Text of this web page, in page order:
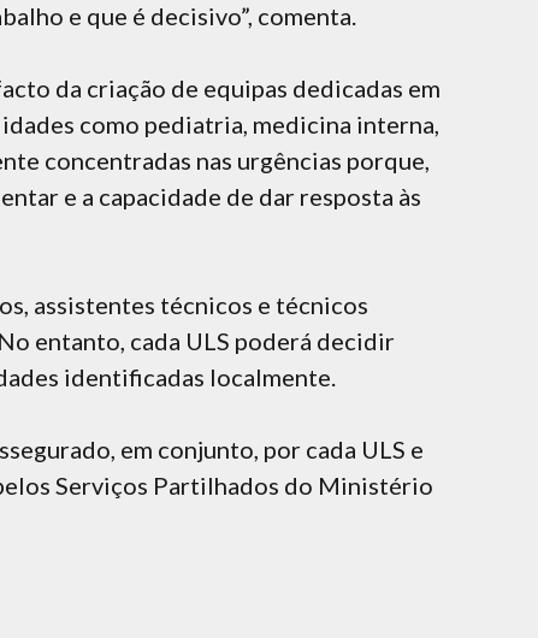
e que é decisivo”, comenta.
da criação de equipas dedicadas em
como pediatria, medicina interna,
concentradas nas urgências porque,
e a capacidade de dar resposta às
assistentes técnicos e técnicos
entanto, cada ULS poderá decidir
identificadas localmente.
em conjunto, por cada ULS e
Serviços Partilhados do Ministério